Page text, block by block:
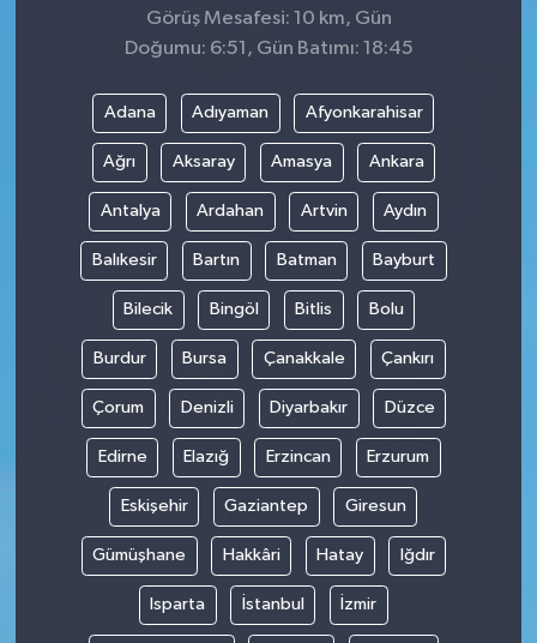
Görüş Mesafesi: 10 km, Gün
Doğumu: 6:51, Gün Batımı: 18:45
Adana Adıyaman Afyonkarahisar
Ağrı Aksaray Amasya Ankara
Antalya Ardahan Artvin Aydın
Balıkesir Bartın Batman Bayburt
Bilecik Bingöl Bitlis Bolu
Burdur Bursa Çanakkale Çankırı
Çorum Denizli Diyarbakır Düzce
Edirne Elazığ Erzincan Erzurum
Eskişehir Gaziantep Giresun
Gümüşhane Hakkâri Hatay Iğdır
Isparta İstanbul İzmir
Son Dakika
Spor
Teknoloji